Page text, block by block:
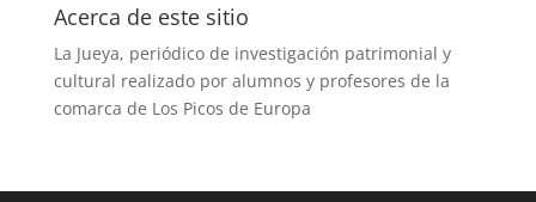
Acerca de este sitio
La Jueya, periódico de investigación patrimonial y
cultural realizado por alumnos y profesores de la
comarca de Los Picos de Europa